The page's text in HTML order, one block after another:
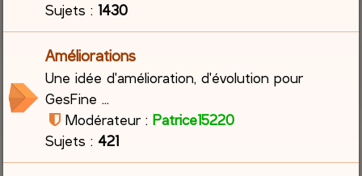
Sujets :1430
Améliorations
Une idée d'amélioration, d'évolution pour
GesFine ...
Modérateur : Patrice15220
Sujets : 421